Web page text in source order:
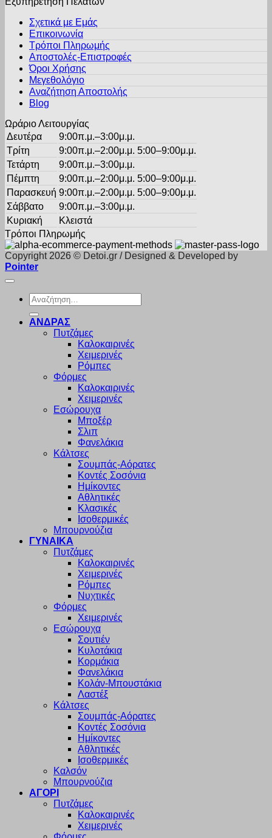
επιλεγούν
σελίδα
προϊόντος
πολλαπλές
επιλογές
μπορούν
επιλεγούν
σελίδα
Σχετικά με Εμάς
Επικοινωνία
Τρόποι Πληρωμής
Αποστολές-Επιστροφές
Όροι Χρήσης
Μεγεθολόγιο
Αναζήτηση Αποστολής
Blog
Ωράριο Λειτουργίας
Δευτέρα
9:00π.μ.–3:00μ.μ.
Τρίτη
9:00π.μ.–2:00μ.μ. 5:00–9:00μ.μ.
Τετάρτη
9:00π.μ.–3:00μ.μ.
Πέμπτη
9:00π.μ.–2:00μ.μ. 5:00–9:00μ.μ.
Παρασκευή 9:00π.μ.–2:00μ.μ. 5:00–9:00μ.μ.
Σάββατο
9:00π.μ.–3:00μ.μ.
Κυριακή
Κλειστά
Τρόποι Πληρωμής
Copyright 2026 © Detoi.gr / Designed & Developed by
Pointer
Αναζήτηση
για:
ΑΝΔΡΑΣ
Πυτζάμες
Καλοκαιρινές
Χειμερινές
Ρόμπες
Φόρμες
Καλοκαιρινές
Χειμερινές
Εσώρουχα
Μποξέρ
Σλιπ
Φανελάκια
Κάλτσες
Σουμπάς-Αόρατες
Κοντές Σοσόνια
Ημίκοντες
Αθλητικές
Κλασικές
Ισοθερμικές
Μπουρνούζια
ΓΥΝΑΙΚΑ
Πυτζάμες
Καλοκαιρινές
Χειμερινές
Ρόμπες
Νυχτικές
Φόρμες
Χειμερινές
Εσώρουχα
Σουτιέν
Κυλοτάκια
Κορμάκια
Φανελάκια
Κολάν-Μπουστάκια
Λαστέξ
Κάλτσες
Σουμπάς-Αόρατες
Κοντές Σοσόνια
Ημίκοντες
Αθλητικές
Ισοθερμικές
Καλσόν
Μπουρνούζια
ΑΓΟΡΙ
Πυτζάμες
Καλοκαιρινές
Χειμερινές